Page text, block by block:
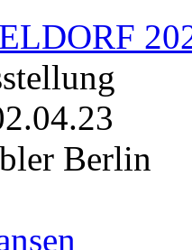
Berlin